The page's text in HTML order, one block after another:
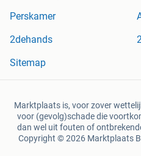
Perskamer
2dehands
Sitemap
Marktplaats is, voor zover
voor (gevolg)schade die
dan wel uit fouten of
Copyright © 2026 Marktplaats